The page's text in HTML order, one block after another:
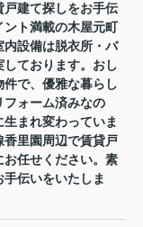
建て探しをお手伝
ト満載の木屋元町
設備は脱衣所・バ
しております。おし
で、優雅な暮らし
フォーム済みなの
まれ変わっていま
里園周辺で賃貸戸
任せください。素
伝いをいたしま